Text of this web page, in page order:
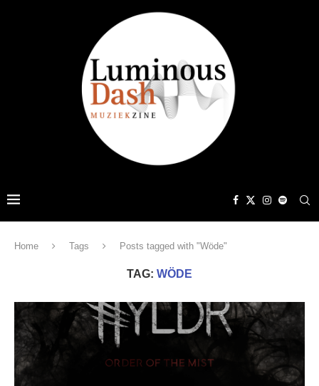
Home Tags Posts tagged with "Wöde"
TAG: WÖDE